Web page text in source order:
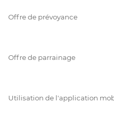
Offre de prévoyance
Offre de parrainage
Utilisation de l'application